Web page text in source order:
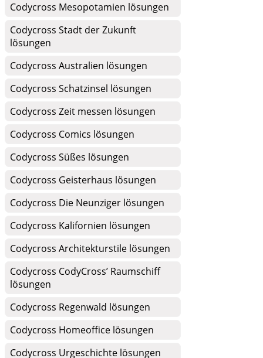
Codycross Mesopotamien lösungen
Codycross Stadt der Zukunft
lösungen
Codycross Australien lösungen
Codycross Schatzinsel lösungen
Codycross Zeit messen lösungen
Codycross Comics lösungen
Codycross Süßes lösungen
Codycross Geisterhaus lösungen
Codycross Die Neunziger lösungen
Codycross Kalifornien lösungen
Codycross Architekturstile lösungen
Codycross CodyCross’ Raumschiff
lösungen
Codycross Regenwald lösungen
Codycross Homeoffice lösungen
Codycross Urgeschichte lösungen